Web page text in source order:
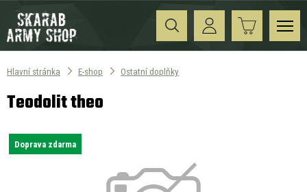
Hlavní stránka E-shop Ostatní doplňky
Teodolit theo
Doprava zdarma